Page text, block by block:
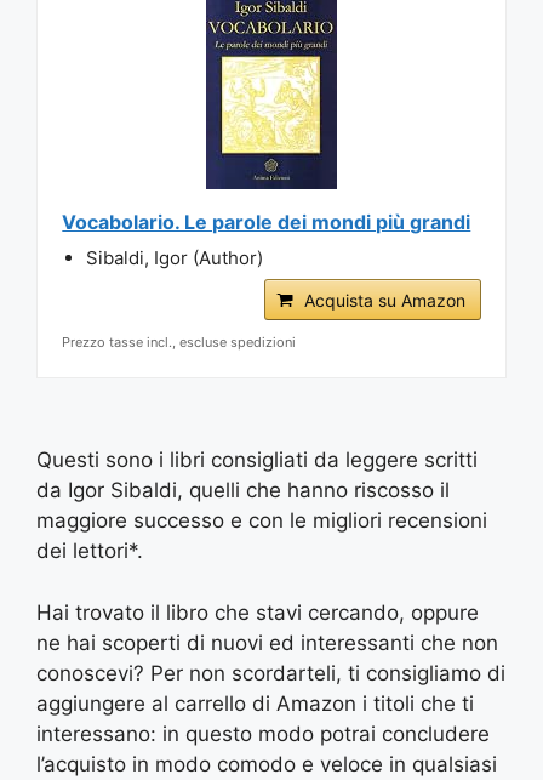
Vocabolario. Le parole dei mondi più grandi
Sibaldi, Igor (Author)
Acquista su Amazon
Prezzo tasse incl., escluse spedizioni
Questi sono i libri consigliati da leggere scritti
da Igor Sibaldi, quelli che hanno riscosso il
maggiore successo e con le migliori recensioni
dei lettori*.
Hai trovato il libro che stavi cercando, oppure
ne hai scoperti di nuovi ed interessanti che non
conoscevi? Per non scordarteli, ti consigliamo di
aggiungere al carrello di Amazon i titoli che ti
interessano: in questo modo potrai concludere
l’acquisto in modo comodo e veloce in qualsiasi